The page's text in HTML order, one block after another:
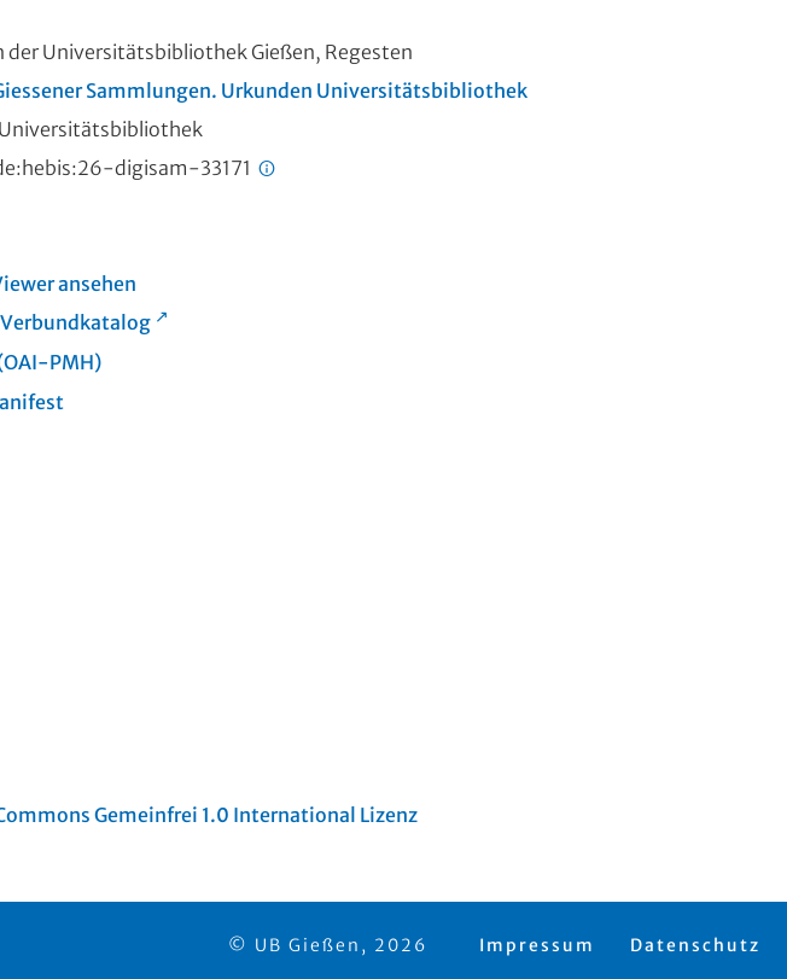
der Universitätsbibliothek Gießen, Regesten
Sammlungen. Urkunden Universitätsbibliothek
Universitätsbibliothek
digisam-33171
ansehen
Verbundkatalog
PMH)
Gemeinfrei 1.0 International Lizenz
© UB Gießen, 2026 Impressum Datenschutz